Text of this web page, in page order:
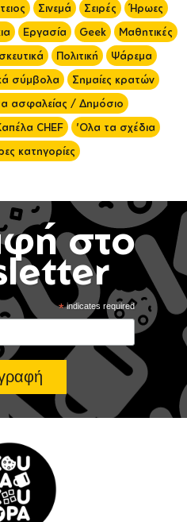
Σινεμά Σειρές
Ήρωες
Εργασία Geek
Μαθητικές
Πολιτική
Ψάρεμα
σύμβολα
Σημαίες κρατών
ασφαλείας / Δημόσιο
CHEF
'Ολα τα σχέδια
κατηγορίες
στο
*indicates required